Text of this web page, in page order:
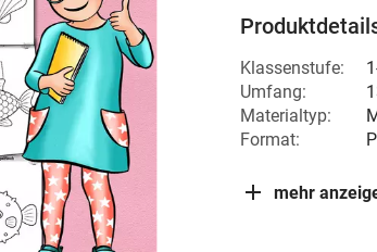
Klassenstufe:
Umfang:
Materialtyp:
Format:
mehr